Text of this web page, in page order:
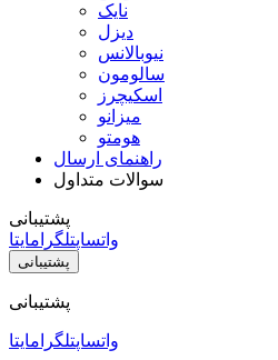
نایک
دیزل
نیوبالانس
سالومون
اسکیچرز
میزانو
هومتو
راهنمای ارسال
سوالات متداول
پشتیبانی
واتساپتلگرامایتا
پشتیبانی
پشتیبانی
واتساپتلگرامایتا